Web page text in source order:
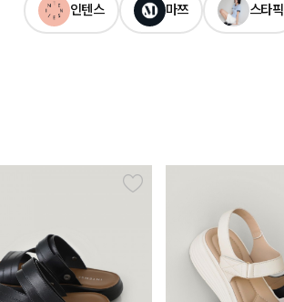
인텐스 마쯔 스타픽